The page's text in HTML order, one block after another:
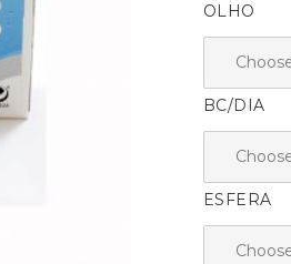
OLHO
BC/DIA
ESFERA